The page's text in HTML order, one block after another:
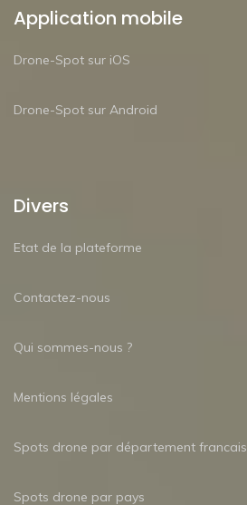
Application mobile
Drone-Spot sur iOS
Drone-Spot sur Android
Divers
Etat de la plateforme
Contactez-nous
Qui sommes-nous ?
Mentions légales
Spots drone par département francais
Spots drone par pays